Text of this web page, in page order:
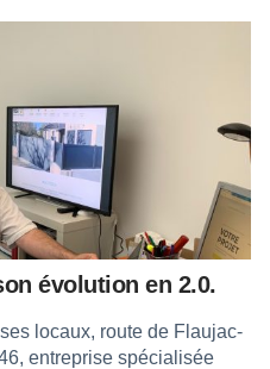
évolution en 2.0.
locaux, route de Flaujac-
entreprise spécialisée